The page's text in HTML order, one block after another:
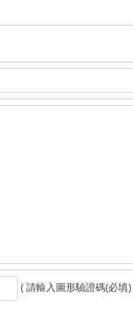
( 請輸入圖形驗證碼(必填